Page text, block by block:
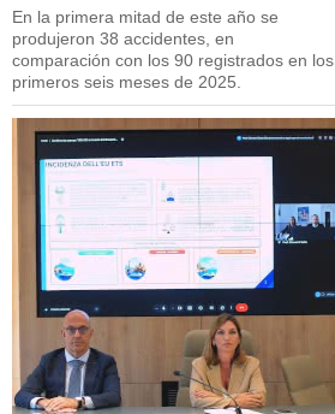
En la primera mitad de este año se
produjeron 38 accidentes, en
comparación con los 90 registrados en los
primeros seis meses de 2025.